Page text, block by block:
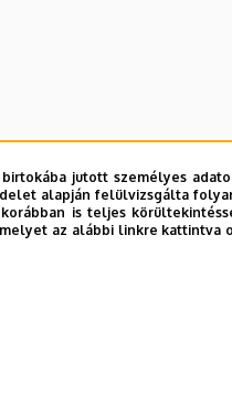
jutott személyes
alapján felülvizsgálta
is teljes
az alábbi linkre kattintva